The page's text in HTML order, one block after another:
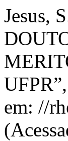
Jesus,
UFPR”,
em: //